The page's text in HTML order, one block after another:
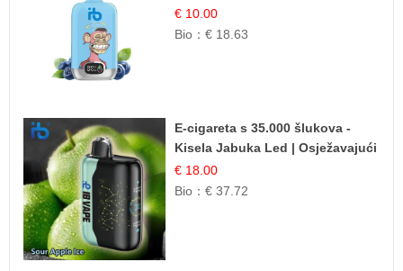
IBVape
€ 10.00
Bio：€ 18.63
E-cigareta s 35.000 šlukova -
Kisela Jabuka Led | Osježavajući
Kiselo-Slatki Okus
€ 18.00
Bio：€ 37.72